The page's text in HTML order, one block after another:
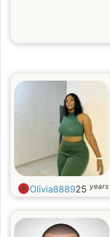
Olivia888925 years